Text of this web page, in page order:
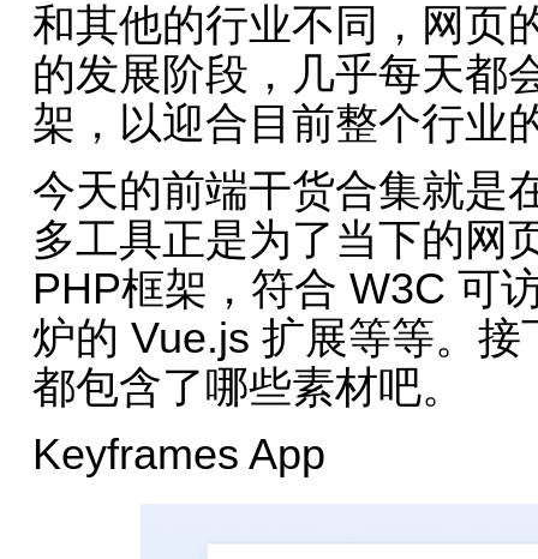
和其他的行业不同，网页
的发展阶段，几乎每天都
架，以迎合目前整个行业
今天的前端干货合集就是
多工具正是为了当下的网
PHP框架，符合 W3C 可
炉的 Vue.js 扩展等等。
都包含了哪些素材吧。
Keyframes App